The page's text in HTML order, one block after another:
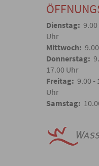
Dienstag:
Uhr
Mittwoch:
Donnerstag:
17.00 Uhr
Freitag: 9.00 -
Uhr
Samstag: